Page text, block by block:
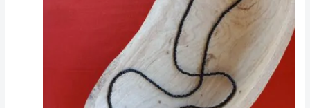
variantes.
As
opções
podem
escolhidas